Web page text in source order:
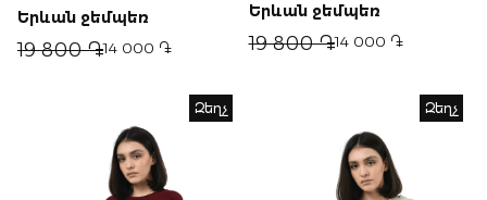
Երևան ջեմպեռ
19 800 ֏14 000 ֏
Երևան ջեմպեռ
19 800 ֏14 000 ֏
Զեղչ Զեղչ